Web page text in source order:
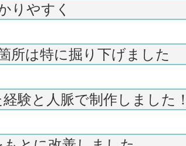
りやすく
所は特に掘り下げました
験と人脈で制作しました！